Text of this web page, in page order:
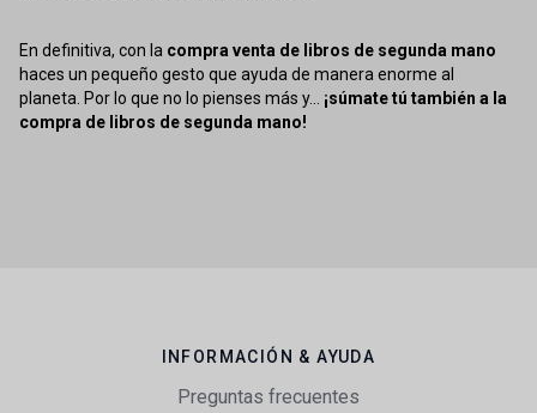
En definitiva, con la compra venta de libros de segunda mano
haces un pequeño gesto que ayuda de manera enorme al
planeta. Por lo que no lo pienses más y... ¡súmate tú también a la
compra de libros de segunda mano!
INFORMACIÓN & AYUDA
Preguntas frecuentes